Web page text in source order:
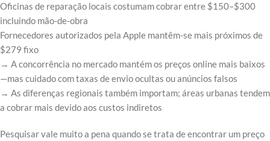
Oficinas de reparação locais costumam cobrar entre $150–$300
incluindo mão-de-obra
Fornecedores autorizados pela Apple mantêm-se mais próximos de
$279 fixo
→ A concorrência no mercado mantém os preços online mais baixos
—mas cuidado com taxas de envio ocultas ou anúncios falsos
→ As diferenças regionais também importam; áreas urbanas tendem
a cobrar mais devido aos custos indiretos
Pesquisar vale muito a pena quando se trata de encontrar um preço